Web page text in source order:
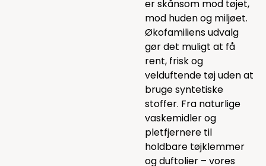
er skånsom mod tøjet,
mod huden og miljøet.
Økofamiliens udvalg
gør det muligt at få
rent, frisk og
velduftende tøj uden at
bruge syntetiske
stoffer. Fra naturlige
vaskemidler og
pletfjernere til
holdbare tøjklemmer
og duftolier – vores